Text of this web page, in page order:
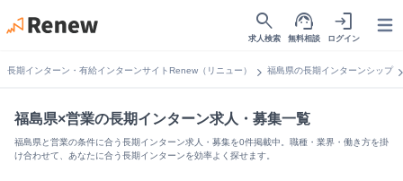
search
求人検索
support_agent
無料相談
login
ログイン
長期インターン・有給インターンサイトRenew（リニュー） chevron_right 福島県の長期インターンシップ
福島県×営業の長期インターン求人・募集一覧
福島県と営業の条件に合う長期インターン求人・募集を0件掲載中。職種・業界・働き方を掛
け合わせて、あなたに合う長期インターンを効率よく探せます。